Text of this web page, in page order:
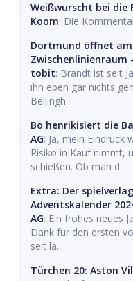
Weißwurscht bei die
Koom: Die
Dortmund öffnet
Zwischenlinienraum
tobit: Brandt ist seit
ihn eben gar nichts
Bellingh...
Bo henrikisiert die
AG: Ja, mein Eindruck
Risiko in Kauf nimmt,
schießen. Ob man d...
Extra: Der
Adventskalender
AG: Ein frohes neues
Dank für den ersten
seit la...
Türchen 20: Aston